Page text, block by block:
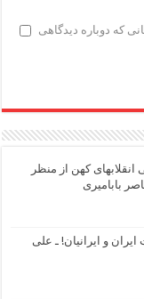
که دوباره دیدگاهی
کهن از منظر
بابامیری
و ایرانیان! ـ علی